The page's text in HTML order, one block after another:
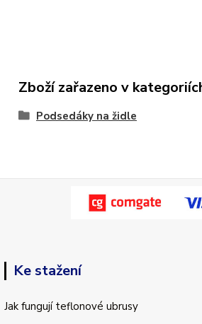
Zboží zařazeno v
Podsedáky na židle
Ke stažení
Jak fungují teflonové ubrusy